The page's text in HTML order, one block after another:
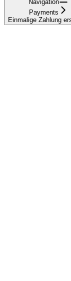
Navigation
Payments
Einmalige Zahlung